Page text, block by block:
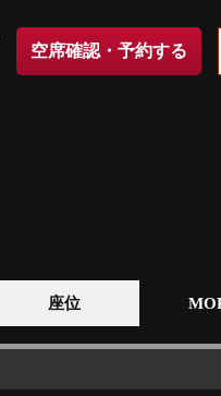
空席確認・予約する
座位